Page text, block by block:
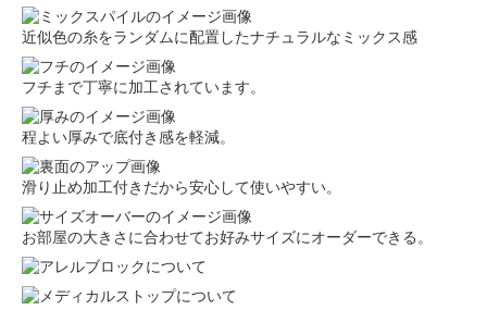
近似色の糸をランダムに配置したナチュラルなミックス感
フチまで丁寧に加工されています。
程よい厚みで底付き感を軽減。
滑り止め加工付きだから安心して使いやすい。
お部屋の大きさに合わせてお好みサイズにオーダーできる。